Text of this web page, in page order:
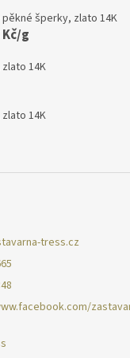
šperky, zlato 14K
Kč/g
14K
14K
tress.cz